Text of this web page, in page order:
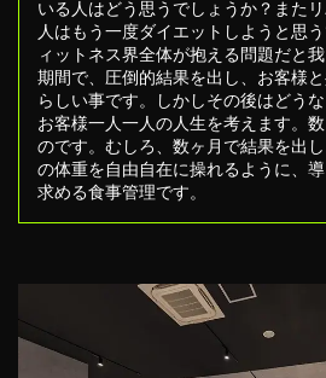
いる人はどう思うでしょうか？また
人はもう一度ダイエットしようと思
ィットネス界全体が抱える問題だと
期間で、圧倒的結果を出し、お客様
らしい事です。しかしその後はどう
お客様一人一人の人生を考えます。
のです。むしろ、数ヶ月で結果を出
の体重を自由自在に操れるように、
求める食事管理です。